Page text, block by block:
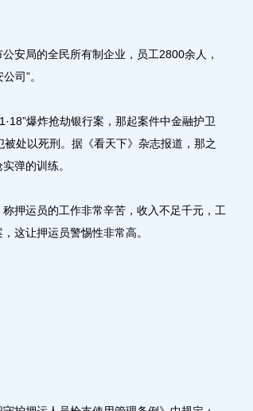
局的全民所有制企业，员工2800余人，
司”。
爆炸抢劫银行案，那起案件中金融护卫
处以死刑。据《看天下》杂志报道，那之
弹的训练。
运员的工作非常辛苦，收入不足千元，工
这让押运员警惕性非常高。